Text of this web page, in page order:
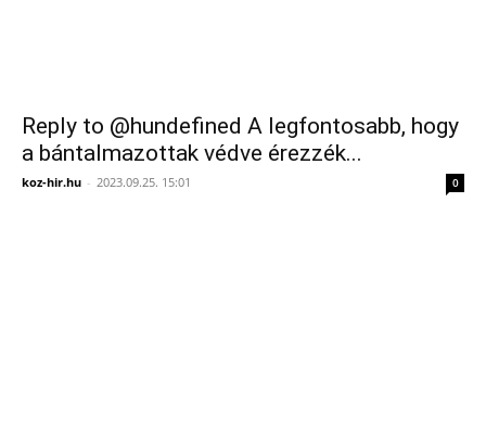
Reply to @hundefined A legfontosabb, hogy
a bántalmazottak védve érezzék...
koz-hir.hu - 2023.09.25. 15:01 0